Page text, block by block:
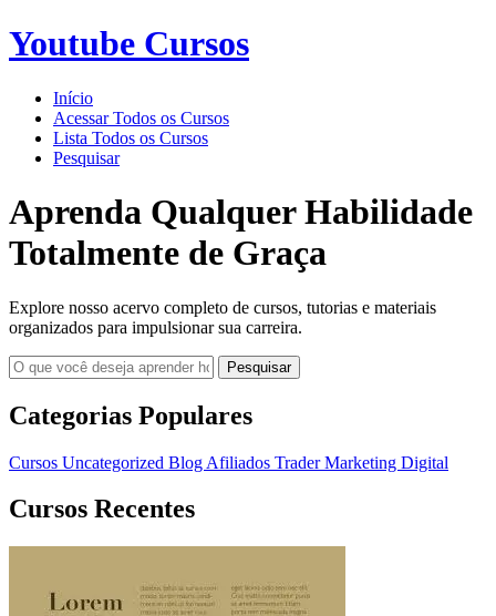
Youtube Cursos
Início
Acessar Todos os Cursos
Lista Todos os Cursos
Pesquisar
Aprenda Qualquer Habilidade
Totalmente de Graça
Explore nosso acervo completo de cursos, tutorias e materiais
organizados para impulsionar sua carreira.
Pesquisar
Categorias Populares
Cursos Uncategorized Blog Afiliados TraderMarketing Digital
Cursos Recentes